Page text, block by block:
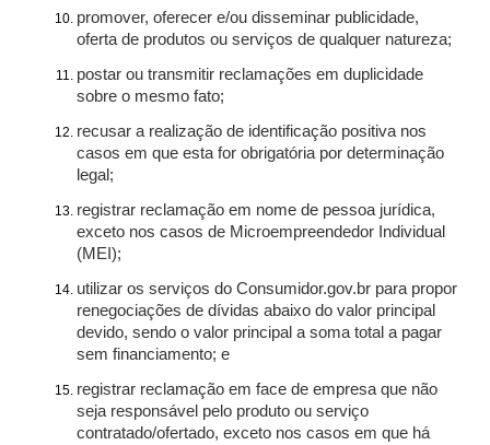
promover, oferecer e/ou disseminar publicidade,
oferta de produtos ou serviços de qualquer natureza;
postar ou transmitir reclamações em duplicidade
sobre o mesmo fato;
recusar a realização de identificação positiva nos
casos em que esta for obrigatória por determinação
legal;
registrar reclamação em nome de pessoa jurídica,
exceto nos casos de Microempreendedor Individual
(MEI);
utilizar os serviços do Consumidor.gov.br para propor
renegociações de dívidas abaixo do valor principal
devido, sendo o valor principal a soma total a pagar
sem financiamento; e
registrar reclamação em face de empresa que não
seja responsável pelo produto ou serviço
contratado/ofertado, exceto nos casos em que há